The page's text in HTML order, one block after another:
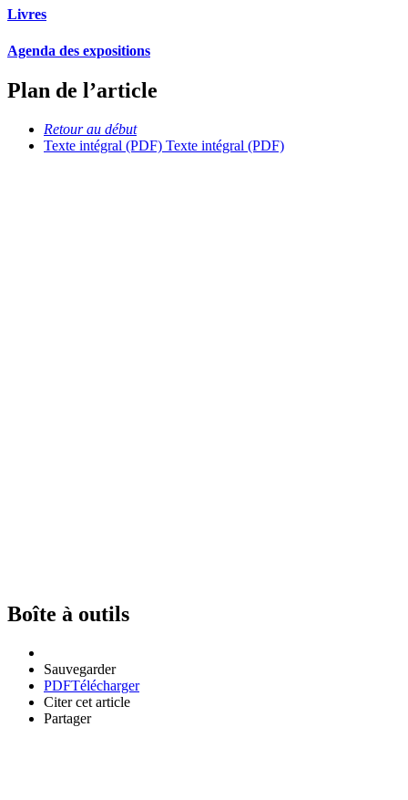
Livres
Agenda des expositions
Plan de l’article
Retour au début
Texte intégral (PDF) Texte intégral (PDF)
Boîte à outils
Sauvegarder
PDFTélécharger
Citer cet article
Partager